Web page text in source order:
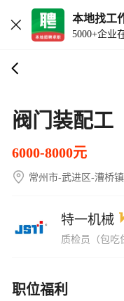
本地找工
5000+企业
阀门装配工
6000-8000元
常州市-武进区-漕桥镇
特一机械
质检员（包吃
职位福利